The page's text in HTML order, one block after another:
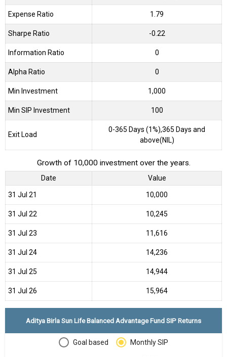
Expense Ratio 1.79
Sharpe Ratio -0.22
Information Ratio 0
Alpha Ratio 0
Min Investment 1,000
Min SIP Investment 100
Exit Load
0-365 Days (1%),365 Days and
above(NIL)
Growth of 10,000 investment over the years.
Date Value
31 Jul 21 ₹10,000
31 Jul 22 ₹10,245
31 Jul 23 ₹11,616
31 Jul 24 ₹14,236
31 Jul 25 ₹14,944
31 Jul 26 ₹15,964
Aditya Birla Sun Life Balanced Advantage Fund SIP Returns
Goal based Monthly SIP